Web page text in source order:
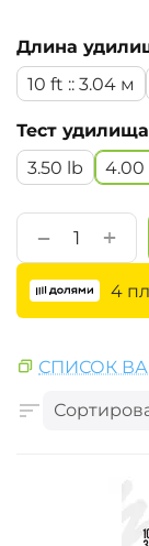
Длина
10 ft :: 3.04 м
Тест
3.50 lb
4.00
+
−
4
СПИСОК